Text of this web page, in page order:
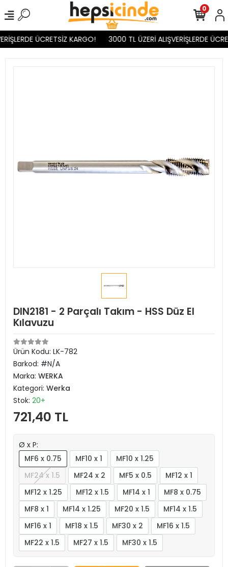
ÜCRETSİZ KARGO! 3000 TL ÜZERİ ALIŞVERİŞLERDE
0
DIN2181 - 2 Parçalı Takım - HSS Düz El
Kılavuzu
Ürün Kodu: LK-782
Barkod: #N/A
Marka: WERKA
Kategori: Werka
Stok: 20+
721,40 TL
Ø x P:
MF6 x 0.75
MF10 x 1
MF10 x 1.25
MF24 x 1.5
MF24 x 2 MF5 x 0.5
MF12 x 1
MF12 x 1.25
MF12 x 1.5 MF14 x 1
MF8 x 0.75
MF8 x 1
MF14 x 1.25 MF20 x 1.5
MF14 x 1.5
MF16 x 1
MF18 x 1.5 MF30 x 2
MF16 x 1.5
MF22 x 1.5
MF27 x 1.5 MF30 x 1.5